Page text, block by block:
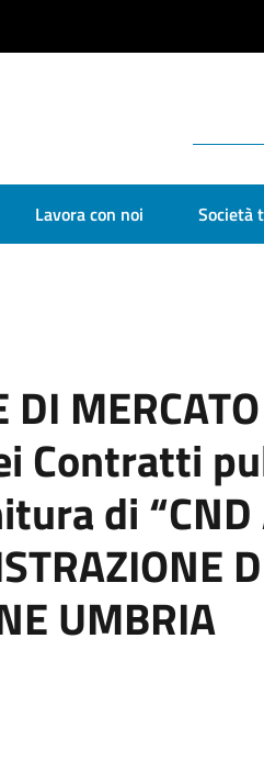
Lavora con noi Società
DI
Contratti
di
UMBRIA